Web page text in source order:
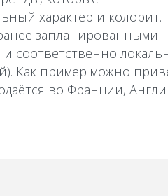
характер и колорит.
запланированными
соответственно
Как пример можно
во Франции,